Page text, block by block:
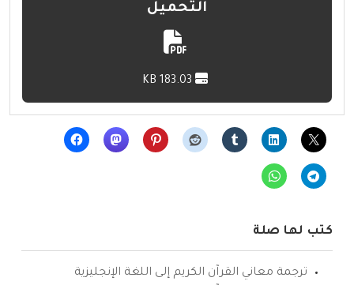
التحميل
كتب لها صلة
ترجمة معاني القرآن الكريم إلى اللغة الإنجليزية